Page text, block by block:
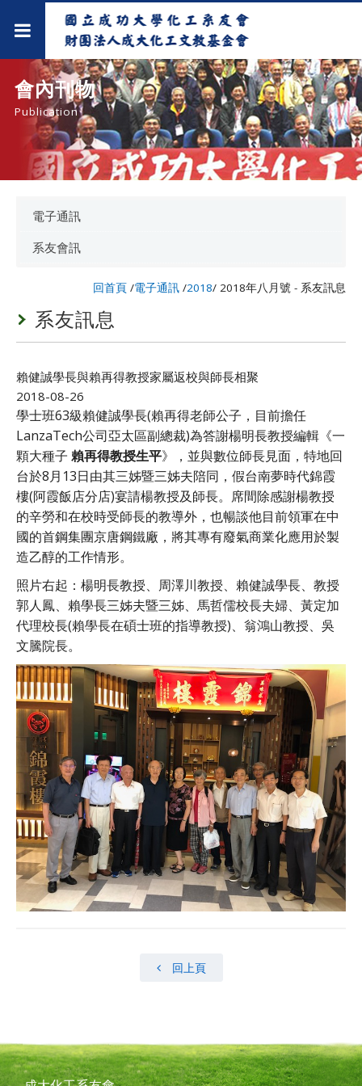
會內刊物
Publication
電子通訊
系友會訊
回首頁 /電子通訊 /2018/ 2018年八月號 - 系友訊息
系友訊息
賴健誠學長與賴再得教授家屬返校與師長相聚
2018-08-26
學士班63級賴健誠學長(賴再得老師公子，目前擔任
LanzaTech公司亞太區副總裁)為答謝楊明長教授編輯《一
顆大種子 賴再得教授生平》，並與數位師長見面，特地回
台於8月13日由其三姊暨三姊夫陪同，假台南夢時代錦霞
樓(阿霞飯店分店)宴請楊教授及師長。席間除感謝楊教授
的辛勞和在校時受師長的教導外，也暢談他目前領軍在中
國的首鋼集團京唐鋼鐵廠，將其專有廢氣商業化應用於製
造乙醇的工作情形。
照片右起：楊明長教授、周澤川教授、賴健誠學長、教授
郭人鳳、賴學長三姊夫暨三姊、馬哲儒校長夫婦、黃定加
代理校長(賴學長在碩士班的指導教授)、翁鴻山教授、吳
文騰院長。
回上頁